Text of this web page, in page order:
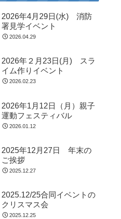
2026年4月29日(水) 消防
署見学イベント
2026.04.29
2026年２月23日(月) スラ
イム作りイベント
2026.02.23
2026年1月12日（月）親子
運動フェスティバル
2026.01.12
2025年12月27日 年末の
ご挨拶
2025.12.27
2025.12/25合同イベントの
クリスマス会
2025.12.25